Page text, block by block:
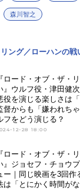
森川智之
ング／ローハンの戦
『ロード・オブ・ザ・
』ウルフ役・津田健
役を演じる楽しさは
督からも「嫌われち
フをどう演じる？
12-28 18:00
『ロード・オブ・ザ・
』ジョセフ・チョウ
ー｜同じ映画を3回
は「とにかく時間が